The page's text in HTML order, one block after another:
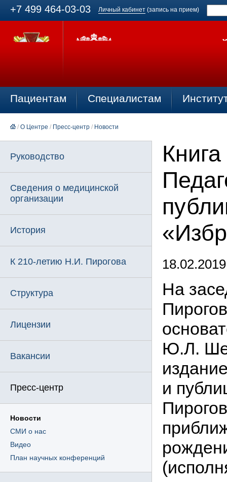
+7 499 464-03-03 Личный кабинет (запись на прием)
Пациентам Специалистам
/ О Центре / Пресс-центр / Новости
Руководство
Сведения о медицинской
организации
История
К 210-летию Н.И. Пирогова
Структура
Лицензии
Вакансии
Пресс-центр
Новости
СМИ о нас
Видео
План научных конференций
18.02.2019
На
Ю.Л.
и